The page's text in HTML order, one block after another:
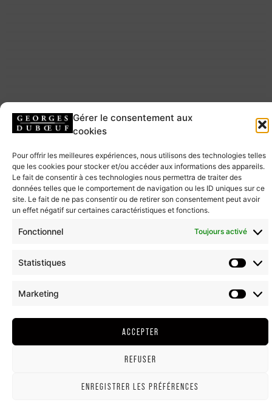
Gérer le consentement aux
cookies
Pour offrir les meilleures expériences, nous utilisons des technologies telles
que les cookies pour stocker et/ou accéder aux informations des appareils.
Le fait de consentir à ces technologies nous permettra de traiter des
données telles que le comportement de navigation ou les ID uniques sur ce
site. Le fait de ne pas consentir ou de retirer son consentement peut avoir
un effet négatif sur certaines caractéristiques et fonctions.
Fonctionnel Toujours activé
Statistiques
Marketing
ACCEPTER
REFUSER
ENREGISTRER LES PRÉFÉRENCES